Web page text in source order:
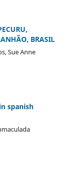
BRASIL
Sue Anne
spanish